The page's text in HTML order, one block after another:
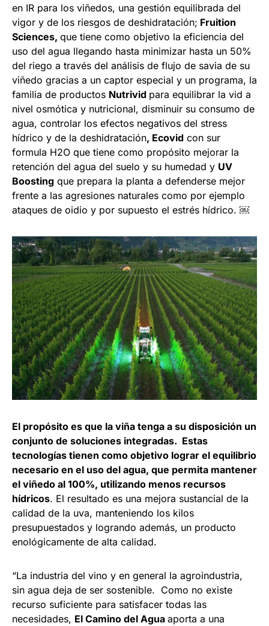
en IR para los viñedos, una gestión equilibrada del
vigor y de los riesgos de deshidratación; Fruition
Sciences, que tiene como objetivo la eficiencia del
uso del agua llegando hasta minimizar hasta un 50%
del riego a través del análisis de flujo de savia de su
viñedo gracias a un captor especial y un programa, la
familia de productos Nutrivid para equilibrar la vid a
nivel osmótica y nutricional, disminuir su consumo de
agua, controlar los efectos negativos del stress
hídrico y de la deshidratación, Ecovid con sur
formula H2O que tiene como propósito mejorar la
retención del agua del suelo y su humedad y UV
Boosting que prepara la planta a defenderse mejor
frente a las agresiones naturales como por ejemplo
ataques de oidio y por supuesto el estrés hídrico. ￼
El propósito es que la viña tenga a su disposición un
conjunto de soluciones integradas. Estas
tecnologías tienen como objetivo lograr el equilibrio
necesario en el uso del agua, que permita mantener
el viñedo al 100%, utilizando menos recursos
hídricos. El resultado es una mejora sustancial de la
calidad de la uva, manteniendo los kilos
presupuestados y logrando además, un producto
enológicamente de alta calidad.
“La industria del vino y en general la agroindustria,
sin agua deja de ser sostenible. Como no existe
recurso suficiente para satisfacer todas las
necesidades, El Camino del Agua aporta a una